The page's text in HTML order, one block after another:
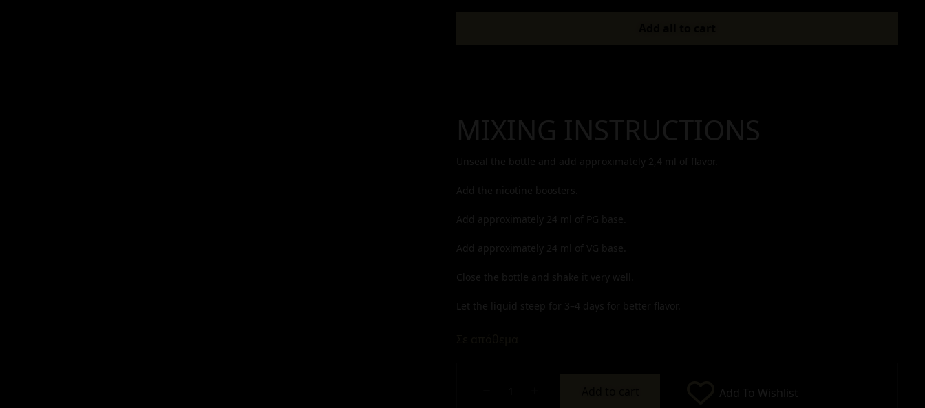
MIXING INSTRUCTIONS
Unseal the bottle and add approximately 2,4 ml of flavor.
Add the nicotine boosters.
Add approximately 24 ml of PG base.
Add approximately 24 ml of VG base.
Close the bottle and shake it very well.
Let the liquid steep for 3–4 days for better flavor.
Add To Wishlist